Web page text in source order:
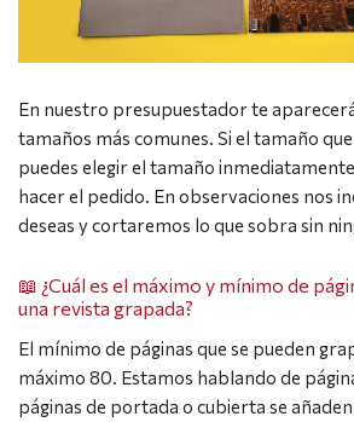
En nuestro presupuestador te
tamaños más comunes. Si el tamaño
puedes elegir el tamaño
hacer el pedido. En observaciones nos
deseas y cortaremos lo que sobra sin
📖 ¿Cuál es el máximo y mínimo de
una revista grapada?
El mínimo de páginas que se pueden
máximo 80. Estamos hablando de
páginas de portada o cubierta se